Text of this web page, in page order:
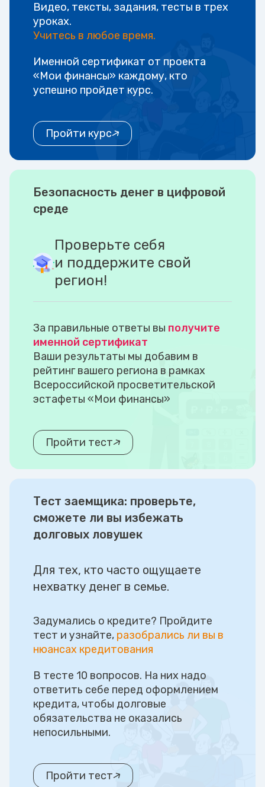
Видео, тексты, задания, тесты в трех
уроках.
Учитесь в любое время.
Именной сертификат от проекта
«Мои финансы» каждому, кто
успешно пройдет курс.
Пройти курс
Безопасность денег в цифровой
среде
Проверьте себя
и поддержите свой
регион!
За правильные ответы вы получите
именной сертификат
Ваши результаты мы добавим в
рейтинг вашего региона в рамках
Всероссийской просветительской
эстафеты «Мои финансы»
Пройти тест
Тест заемщика: проверьте,
сможете ли вы избежать
долговых ловушек
Для тех, кто часто ощущаете
нехватку денег в семье.
Задумались о кредите? Пройдите
тест и узнайте, разобрались ли вы в
нюансах кредитования
В тесте 10 вопросов. На них надо
ответить себе перед оформлением
кредита, чтобы долговые
обязательства не оказались
непосильными.
Пройти тест